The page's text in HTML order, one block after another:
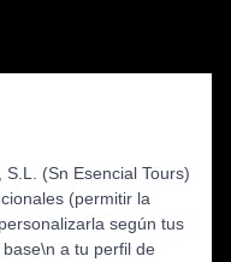
(Sn Esencial Tours)
(permitir la
según tus
a tu perfil de